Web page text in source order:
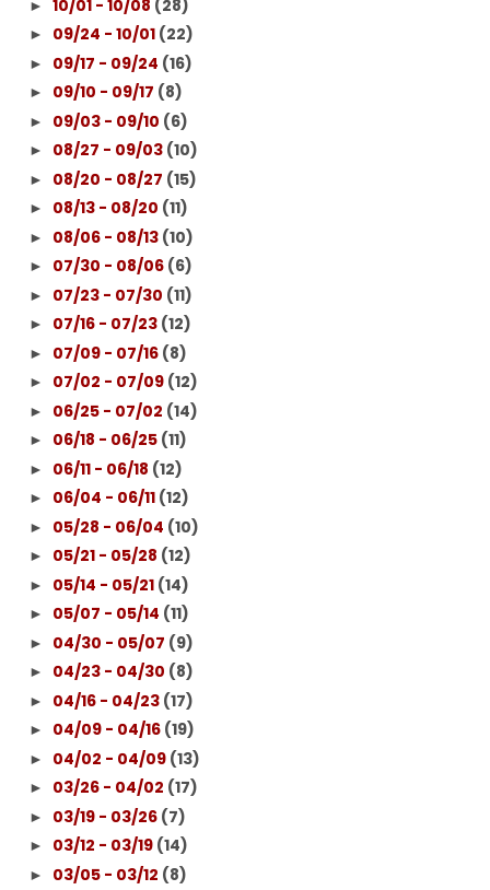
► 10/01 - 10/08 (28)
► 09/24 - 10/01 (22)
► 09/17 - 09/24 (16)
► 09/10 - 09/17 (8)
► 09/03 - 09/10 (6)
► 08/27 - 09/03 (10)
► 08/20 - 08/27 (15)
► 08/13 - 08/20 (11)
► 08/06 - 08/13 (10)
► 07/30 - 08/06 (6)
► 07/23 - 07/30 (11)
► 07/16 - 07/23 (12)
► 07/09 - 07/16 (8)
► 07/02 - 07/09 (12)
► 06/25 - 07/02 (14)
► 06/18 - 06/25 (11)
► 06/11 - 06/18 (12)
► 06/04 - 06/11 (12)
► 05/28 - 06/04 (10)
► 05/21 - 05/28 (12)
► 05/14 - 05/21 (14)
► 05/07 - 05/14 (11)
► 04/30 - 05/07 (9)
► 04/23 - 04/30 (8)
► 04/16 - 04/23 (17)
► 04/09 - 04/16 (19)
► 04/02 - 04/09 (13)
► 03/26 - 04/02 (17)
► 03/19 - 03/26 (7)
► 03/12 - 03/19 (14)
► 03/05 - 03/12 (8)